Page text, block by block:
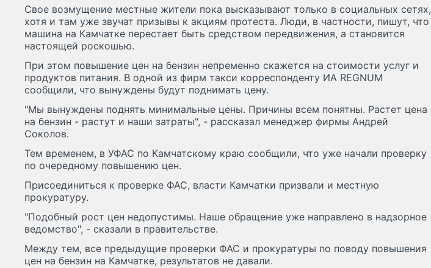
Свое возмущение местные жители пока высказывают только в социальных сетях,
хотя и там уже звучат призывы к акциям протеста. Люди, в частности, пишут, что
машина на Камчатке перестает быть средством передвижения, а становится
настоящей роскошью.
При этом повышение цен на бензин непременно скажется на стоимости услуг и
продуктов питания. В одной из фирм такси корреспонденту ИА REGNUM
сообщили, что вынуждены будут поднимать цену.
"Мы вынуждены поднять минимальные цены. Причины всем понятны. Растет цена
на бензин - растут и наши затраты", - рассказал менеджер фирмы Андрей
Соколов.
Тем временем, в УФАС по Камчатскому краю сообщили, что уже начали проверку
по очередному повышению цен.
Присоединиться к проверке ФАС, власти Камчатки призвали и местную
прокуратуру.
"Подобный рост цен недопустимы. Наше обращение уже направлено в надзорное
ведомство", - сказали в правительстве.
Между тем, все предыдущие проверки ФАС и прокуратуры по поводу повышения
цен на бензин на Камчатке, результатов не давали.